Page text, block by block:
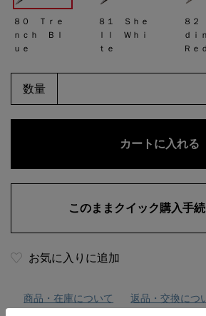
８０ Ｔｒｅ
ｎｃｈ Ｂｌ
ｕｅ
８１ Ｓｈｅ
ｌｌ Ｗｈｉ
ｔｅ
８２
ｄｉ
Ｒｅｄ
数量
お気に入りに追加
商品・在庫について
返品・交換につ